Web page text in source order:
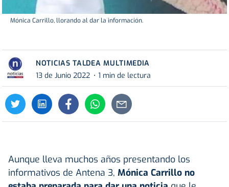
Mónica Carrillo, llorando al dar la información.
NOTICIAS TALDEA MULTIMEDIA
13 de Junio 2022
1 min de lectura
Aunque lleva muchos años presentando los
informativos de Antena 3, Mónica Carrillo no